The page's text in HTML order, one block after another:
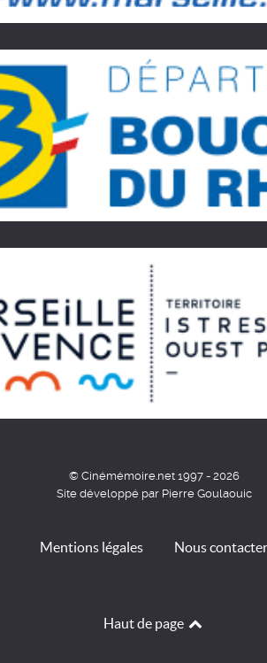
© Cinémémoire.net 1997 - 2026
Site développé par Pierre Goulaouic
Mentions légales Nous contacter
Haut de page